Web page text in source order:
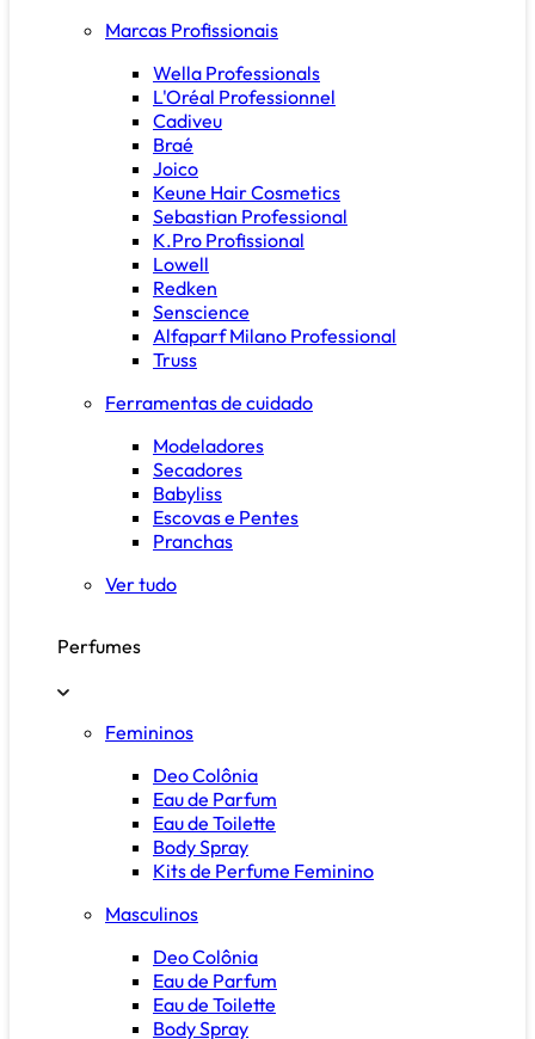
Marcas Profissionais
Wella Professionals
L'Oréal Professionnel
Cadiveu
Braé
Joico
Keune Hair Cosmetics
Sebastian Professional
K.Pro Profissional
Lowell
Redken
Senscience
Alfaparf Milano Professional
Truss
Ferramentas de cuidado
Modeladores
Secadores
Babyliss
Escovas e Pentes
Pranchas
Ver tudo
Perfumes
Femininos
Deo Colônia
Eau de Parfum
Eau de Toilette
Body Spray
Kits de Perfume Feminino
Masculinos
Deo Colônia
Eau de Parfum
Eau de Toilette
Body Spray